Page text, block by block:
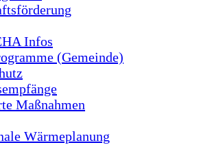
Infos
(Gemeinde)
Maßnahmen
Wärmeplanung